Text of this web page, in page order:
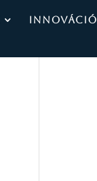
INNOVÁCIÓ